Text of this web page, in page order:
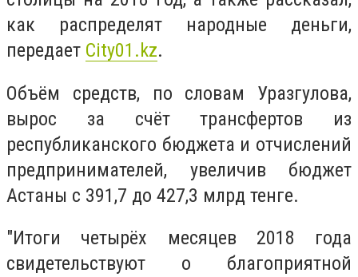
как распределят народные деньги,
передает City01.kz.
Объём средств, по словам Уразгулова,
вырос за счёт трансфертов из
республиканского бюджета и отчислений
предпринимателей, увеличив бюджет
Астаны с 391,7 до 427,3 млрд тенге.
"Итоги четырёх месяцев 2018 года
свидетельствуют о благоприятной